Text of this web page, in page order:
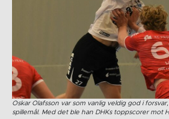
Oskar Olafsson var som vanlig veldig god i
spillemål. Med det ble han DHKs toppscorer mot